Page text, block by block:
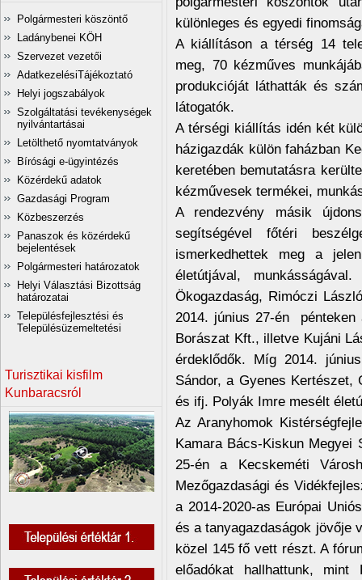
Polgármesteri köszöntő
Ladánybenei KÖH
Szervezet vezetői
AdatkezelésiTájékoztató
Helyi jogszabályok
Szolgáltatási tevékenységek
nyilvántartásai
Letölthető nyomtatványok
Bírósági e-ügyintézés
Közérdekű adatok
Gazdasági Program
Közbeszerzés
Panaszok és közérdekű
bejelentések
Polgármesteri határozatok
Helyi Választási Bizottság
határozatai
Településfejlesztési és
Településüzemeltetési
Turisztikai kisfilm
Kunbaracsról
különleges és egyedi
A kiállításon a térség 14
meg, 70 kézműves
produkcióját láthatták és
látogatók.
A térségi kiállítás idén két
házigazdák külön faházban
keretében bemutatásra
kézművesek termékei,
A rendezvény másik
segítségével főtéri
ismerkedhettek meg a
életútjával,
Ökogazdaság, Rimóczi
2014. június 27-én
Borászat Kft., illetve Kujáni
érdeklődők. Míg 2014.
Sándor, a Gyenes
és ifj. Polyák Imre mesélt
Az Aranyhomok
Kamara Bács-Kiskun Megyei
25-én a Kecskeméti
Mezőgazdasági és
a 2014-2020-as Európai
és a tanyagazdaságok jövője
közel 145 fő vett részt. A
előadókat hallhattunk,